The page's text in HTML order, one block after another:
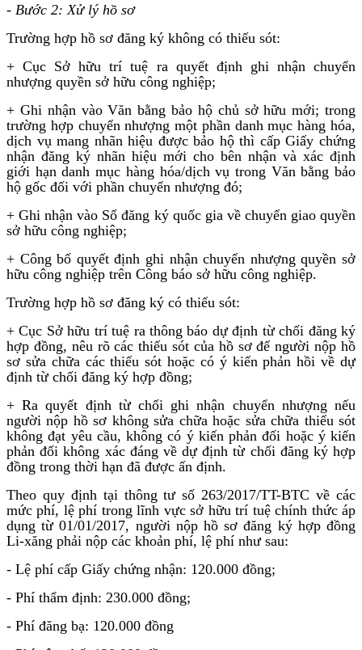
- Bước 2: Xử lý hồ sơ
Trường hợp hồ sơ đăng ký không có thiếu sót:
+ Cục Sở hữu trí tuệ ra quyết định ghi nhận chuyển
nhượng quyền sở hữu công nghiệp;
+ Ghi nhận vào Văn bằng bảo hộ chủ sở hữu mới; trong
trường hợp chuyển nhượng một phần danh mục hàng hóa,
dịch vụ mang nhãn hiệu được bảo hộ thì cấp Giấy chứng
nhận đăng ký nhãn hiệu mới cho bên nhận và xác định
giới hạn danh mục hàng hóa/dịch vụ trong Văn bằng bảo
hộ gốc đối với phần chuyển nhượng đó;
+ Ghi nhận vào Sổ đăng ký quốc gia về chuyển giao quyền
sở hữu công nghiệp;
+ Công bố quyết định ghi nhận chuyển nhượng quyền sở
hữu công nghiệp trên Công báo sở hữu công nghiệp.
Trường hợp hồ sơ đăng ký có thiếu sót:
+ Cục Sở hữu trí tuệ ra thông báo dự định từ chối đăng ký
hợp đồng, nêu rõ các thiếu sót của hồ sơ để người nộp hồ
sơ sửa chữa các thiếu sót hoặc có ý kiến phản hồi về dự
định từ chối đăng ký hợp đồng;
+ Ra quyết định từ chối ghi nhận chuyển nhượng nếu
người nộp hồ sơ không sửa chữa hoặc sửa chữa thiếu sót
không đạt yêu cầu, không có ý kiến phản đối hoặc ý kiến
phản đối không xác đáng về dự định từ chối đăng ký hợp
đồng trong thời hạn đã được ấn định.
Theo quy định tại thông tư số 263/2017/TT-BTC về các
mức phí, lệ phí trong lĩnh vực sở hữu trí tuệ chính thức áp
dụng từ 01/01/2017, người nộp hồ sơ đăng ký hợp đồng
Li-xăng phải nộp các khoản phí, lệ phí như sau:
- Lệ phí cấp Giấy chứng nhận: 120.000 đồng;
- Phí thẩm định: 230.000 đồng;
- Phí đăng bạ: 120.000 đồng